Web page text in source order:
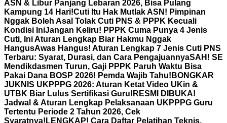
ASN & Libur Panjang Lebaran 2026, Bisa Pulang
Kampung 14 Hari!Cuti Itu Hak Mutlak ASN! Pimpinan
Nggak Boleh Asal Tolak Cuti PNS & PPPK Kecuali
Kondisi IniJangan Keliru! PPPK Cuma Punya 4 Jenis
Cuti, Ini Aturan Lengkap Biar Hakmu Nggak
HangusAwas Hangus! Aturan Lengkap 7 Jenis Cuti PNS
Terbaru: Syarat, Durasi, dan Cara PengajuannyaSAH! SE
Mendikdasmen Turun, Gaji PPPK Paruh Waktu Bisa
Pakai Dana BOSP 2026! Pemda Wajib Tahu! BONGKAR
JUKNIS UKPPPG 2026: Aturan Ketat Video UKin &
UTBK Biar Lulus Sertifikasi Guru! RESMI DIBUKA!
Jadwal & Aturan Lengkap Pelaksanaan UKPPPG Guru
Tertentu Periode 2 Tahun 2026, Cek
Syaratnya! LENGKAP! Cara Daftar Pelatihan Teknis,